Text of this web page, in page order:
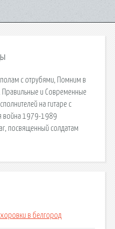
с отрубями, Помним в
Правильные и Современные
на гитаре с
война 1979-1989
посвященный солдатам
в белгород